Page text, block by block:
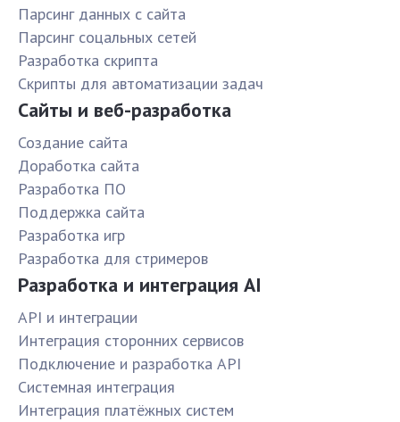
Парсинг данных с сайта
Парсинг соцальных сетей
Разработка скрипта
Скрипты для автоматизации задач
Сайты и веб-разработка
Создание сайта
Доработка сайта
Разработка ПО
Поддержка сайта
Разработка игр
Разработка для стримеров
Разработка и интеграция AI
API и интеграции
Интеграция сторонних сервисов
Подключение и разработка API
Системная интеграция
Интеграция платёжных систем